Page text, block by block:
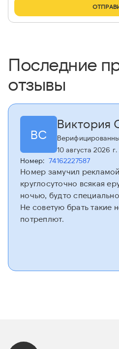
Последние
отзывы
ВС
Виктория
10 августа 2026 г.
Номер: 74162227587
Номер замучил
круглосуточно всякая
ночью, будто
Не советую брать такие
потреплют.